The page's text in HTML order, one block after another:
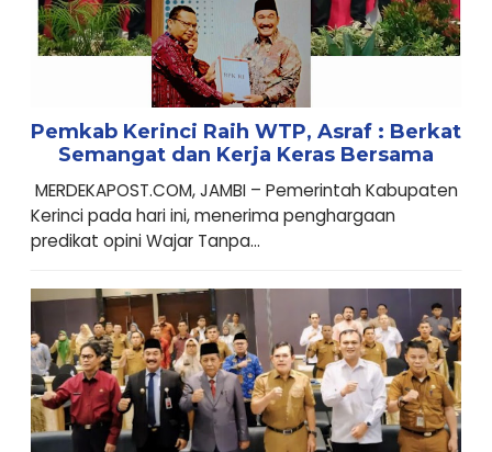
Pemkab Kerinci Raih WTP, Asraf : Berkat
Semangat dan Kerja Keras Bersama
MERDEKAPOST.COM, JAMBI – Pemerintah Kabupaten
Kerinci pada hari ini, menerima penghargaan
predikat opini Wajar Tanpa...